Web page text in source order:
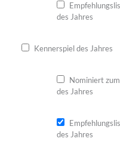
des Jahres
Kennerspiel des Jahres
Nominiert
des Jahres
des Jahres